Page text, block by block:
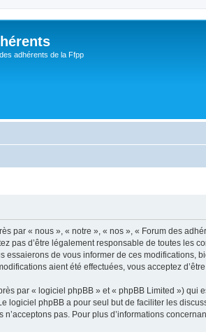
adhérents de la Ffpp
par « nous », « notre », « nos », « Forum des
pas d’être légalement responsable de toutes
essaierons de vous informer de ces
aient été effectuées, vous acceptez
par « logiciel phpBB » et « phpBB Limited ») qui
logiciel phpBB a pour seul but de faciliter les
pas. Pour plus d’informations